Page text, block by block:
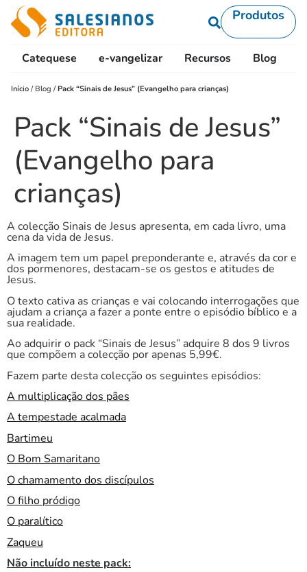
Produtos
Catequese e-vangelizar Recursos Blog
Início / Blog /Pack “Sinais de Jesus” (Evangelho para crianças)
Pack “Sinais de Jesus”
(Evangelho para
crianças)
A colecção Sinais de Jesus apresenta, em cada livro, uma
cena da vida de Jesus.
A imagem tem um papel preponderante e, através da cor e
dos pormenores, destacam-se os gestos e atitudes de
Jesus.
O texto cativa as crianças e vai colocando interrogações que
ajudam a criança a fazer a ponte entre o episódio bíblico e a
sua realidade.
Ao adquirir o pack “Sinais de Jesus” adquire 8 dos 9 livros
que compõem a colecção por apenas 5,99€.
Fazem parte desta colecção os seguintes episódios:
A multiplicação dos pães
A tempestade acalmada
Bartimeu
O Bom Samaritano
O chamamento dos discípulos
O filho pródigo
O paralítico
Zaqueu
Não incluído neste pack: